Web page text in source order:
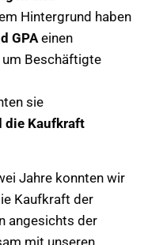
Hintergrund haben
GPAeinen
Beschäftigte
sie
die Kaufkraft
Jahre konnten wir
Kaufkraft der
angesichts der
mit unseren